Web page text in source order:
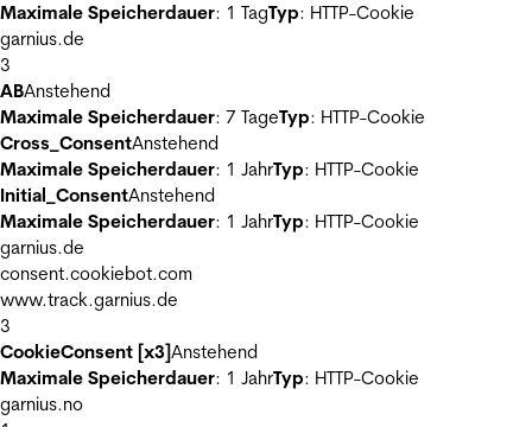
Maximale Speicherdauer: 1 TagTyp: HTTP-Cookie
garnius.de
3
ABAnstehend
Maximale Speicherdauer: 7 TageTyp: HTTP-Cookie
Cross_ConsentAnstehend
Maximale Speicherdauer: 1 JahrTyp: HTTP-Cookie
Initial_ConsentAnstehend
Maximale Speicherdauer: 1 JahrTyp: HTTP-Cookie
garnius.de
consent.cookiebot.com
www.track.garnius.de
3
CookieConsent [x3]Anstehend
Maximale Speicherdauer: 1 JahrTyp: HTTP-Cookie
garnius.no